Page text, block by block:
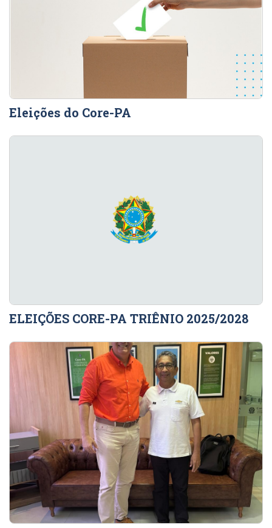
Eleições do Core-PA
ELEIÇÕES CORE-PA TRIÊNIO 2025/2028